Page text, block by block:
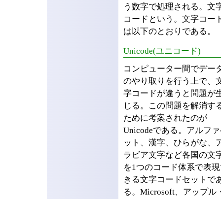
う数字で処理される。文
コードという。文字コー
は以下のとおりである。
Unicode(ユニコード)
コンピューター間でデー
のやり取りを行う上で、
字コードが違うと問題が
じる。この問題を解消す
ために考案されたのが
Unicodeである。アルフ
ット、漢字、ひらがな、
ラビア文字など各国の文
を1つのコード体系で表
きる文字コードセットで
る。Microsoft、アップル